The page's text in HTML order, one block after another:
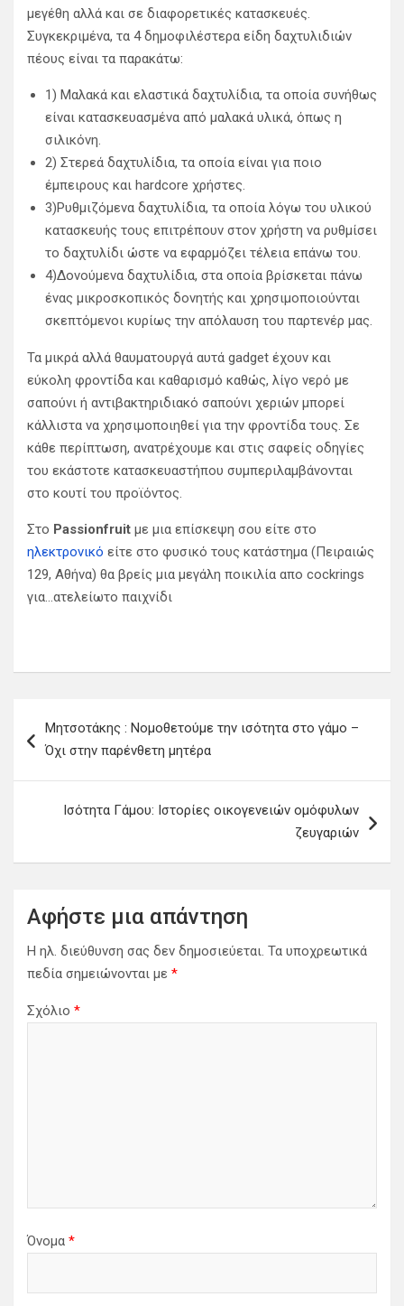
μεγέθη αλλά και σε διαφορετικές κατασκευές.
Συγκεκριμένα, τα 4 δημοφιλέστερα είδη δαχτυλιδιών
πέους είναι τα παρακάτω:
1) Μαλακά και ελαστικά δαχτυλίδια, τα οποία συνήθως
είναι κατασκευασμένα από μαλακά υλικά, όπως η
σιλικόνη.
2) Στερεά δαχτυλίδια, τα οποία είναι για ποιο
έμπειρους και hardcore χρήστες.
3)Ρυθμιζόμενα δαχτυλίδια, τα οποία λόγω του υλικού
κατασκευής τους επιτρέπουν στον χρήστη να ρυθμίσει
το δαχτυλίδι ώστε να εφαρμόζει τέλεια επάνω του.
4)Δονούμενα δαχτυλίδια, στα οποία βρίσκεται πάνω
ένας μικροσκοπικός δονητής και χρησιμοποιούνται
σκεπτόμενοι κυρίως την απόλαυση του παρτενέρ μας.
Τα μικρά αλλά θαυματουργά αυτά gadget έχουν και
εύκολη φροντίδα και καθαρισμό καθώς, λίγο νερό με
σαπούνι ή αντιβακτηριδιακό σαπούνι χεριών μπορεί
κάλλιστα να χρησιμοποιηθεί για την φροντίδα τους. Σε
κάθε περίπτωση, ανατρέχουμε και στις σαφείς οδηγίες
του εκάστοτε κατασκευαστήπου συμπεριλαμβάνονται
στο κουτί του προϊόντος.
Στο Passionfruit με μια επίσκεψη σου είτε στο
ηλεκτρονικό είτε στο φυσικό τους κατάστημα (Πειραιώς
129, Αθήνα) θα βρείς μια μεγάλη ποικιλία απο cockrings
για…ατελείωτο παιχνίδι
η
Μητσοτάκης : Νομοθετούμε την ισότητα στο γάμο –
Όχι στην παρένθετη μητέρα
Ισότητα Γάμου: Ιστορίες οικογενειών ομόφυλων
ζευγαριών
Αφήστε μια απάντηση
Η ηλ. διεύθυνση σας δεν δημοσιεύεται. Τα υποχρεωτικά
πεδία σημειώνονται με *
Σχόλιο *
Όνομα *